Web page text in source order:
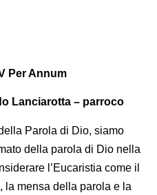
Per Annum
Lanciarotta – parroco
Parola di Dio, siamo
della parola di Dio nella
l’Eucaristia come il
la mensa della parola e la